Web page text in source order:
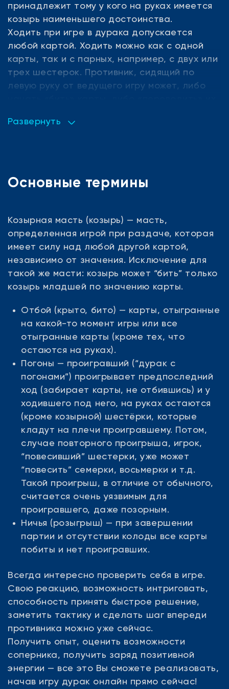
принадлежит тому у кого на руках имеется
козырь наименьшего достоинства.
Ходить при игре в дурака допускается
любой картой. Ходить можно как с одной
карты, так и с парных, например, с двух или
трех шестерок. Противник, сидящий по
левую руку от ведущего игру может, либо
достоинства либо козырем. Козырь можно
такого же достоинства. Если игрок не может
«перевести» карты, то он должен начать их
нашем проекте разрешен перевод, начиная
с 1-го хода.
Заходящий может подкидывать карты того
же достоинства, что и те, которыми он
отбивается. Эти карты игрок тоже должен
«побить». Если игрок не может «побить»
забрать. Игроки, у которых на руках менее
шести карт добирают из колоды. При этом
ход переходит к следующему. Исключение
является первый заход в котором,
отбивающемуся могут подбросить только 5
карт.
Банк после окончания игры делится
следующим образом:
1. При игре втроем: 1-ый вышедший игрок
забирает 80% банка, 20% забирает 2-ой
вышедший игрок, при ничьей 2 и 3 игрок
делят 20% поровну
2. При игре вчетвером: 1-ый вышедший игрок
забирает 60% от банка, 2-ой вышедший
игрок забирает 30%, 3-ий 10%, при ничьей 3
и 4 игрок делят 10% поровну
Развернуть
Основные термины
Козырная масть (козырь) — масть,
определенная игрой при раздаче, которая
имеет силу над любой другой картой,
независимо от значения. Исключение для
такой же масти: козырь может “бить” только
козырь младшей по значению карты.
Отбой (крыто, бито) — карты, отыгранные
на какой-то момент игры или все
отыгранные карты (кроме тех, что
остаются на руках).
Погоны — проигравший (“дурак с
погонами”) проигрывает предпоследний
ход (забирает карты, не отбившись) и у
ходившего под него, на руках остаются
(кроме козырной) шестёрки, которые
кладут на плечи проигравшему. Потом,
случае повторного проигрыша, игрок,
“повесивший” шестерки, уже может
“повесить” семерки, восьмерки и т.д.
Такой проигрыш, в отличие от обычного,
считается очень уязвимым для
проигравшего, даже позорным.
Ничья (розыгрыш) — при завершении
партии и отсутствии колоды все карты
побиты и нет проигравших.
Всегда интересно проверить себя в игре.
Свою реакцию, возможность интриговать,
способность принять быстрое решение,
заметить тактику и сделать шаг впереди
противника можно уже сейчас.
Получить опыт, оценить возможности
соперника, получить заряд позитивной
энергии — все это Вы сможете реализовать,
начав игру дурак онлайн прямо сейчас!